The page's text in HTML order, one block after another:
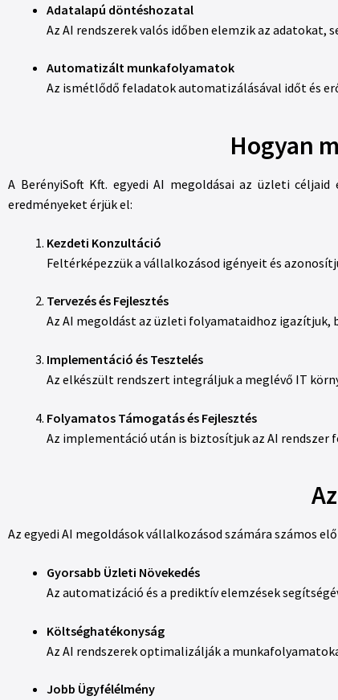
Adatalapú döntéshozatal
Az AI rendszerek valós időben elemzik az adatokat,
Automatizált munkafolyamatok
Az ismétlődő feladatok automatizálásával időt és
Hogyan
A BerényiSoft Kft. egyedi AI megoldásai az üzleti
eredményeket érjük el:
Kezdeti Konzultáció
Feltérképezzük a vállalkozásod igényeit és
Tervezés és Fejlesztés
Az AI megoldást az üzleti folyamataidhoz
Implementáció és Tesztelés
Az elkészült rendszert integráljuk a meglévő IT
Folyamatos Támogatás és Fejlesztés
Az implementáció után is biztosítjuk az AI
Az egyedi AI megoldások vállalkozásod számára számos
Gyorsabb Üzleti Növekedés
Az automatizáció és a prediktív elemzések
Költséghatékonyság
Az AI rendszerek optimalizálják a
Jobb Ügyfélélmény